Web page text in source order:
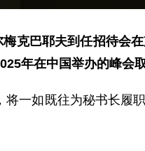
克巴耶夫到任招待会
年在中国举办的峰会
一如既往为秘书长履